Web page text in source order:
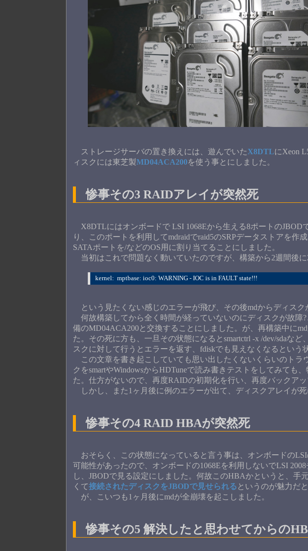
ストレージサーバの置き換えには、遊んでいたX8DTLにXeon
ィスクには東芝製MD04ACA200を使う事とにしました。
惨事その3 RAIDアレイが突然死
X8DTLにはオンボードで LSI 1068Eから生える8ポートのJBOD
り、このポートを利用してmdraidでraid5のSRPデータストアを作
SATAポートを/などのOS用に割り当てることにしました。
当初はこれで問題なく動いていたのですが、構築から2週間後に
kernel:  mptbase: ioc0: WARNING - IOC is in FAULT state!!!
という見たくない感じのエラーが飛び、その後mdからディスク
何故構築してから全く時間が経っていないのにディスクが故障
備のMD04ACA200と交換することにしました。が、再構築中に
た。その死に方も、一旦その状態になるとsmartctrl -x /dev/sdaなど
スクに対して行うとエラーを返す、fdiskでも見えなくなるという
この文章を書き起こしていても思い出したくないくらいのトラ
クをsmartやWindowsからHDTuneで読み書きテストをしてみても
た。仕方がないので、再度RAIDの初期化を行い、再度バックアッ
しかし、また1ヶ月後に例のエラーが出て、ディスクアレイが死
惨事その4 RAID HBAが突然死
おそらく、この状態になっていると言う事は、オンボードのLSI
可能性があったので、オンボードの1068Eを利用しないでLSI
し、JBODで見る設定にしました。何故このHBAかというと、手
くて接続されたディスクをJBODで見せられる というのが魅力だ
が、こいつも1ヶ月後にmdが全崩壊を起こしました。
惨事その5 解決したと思わせてからの